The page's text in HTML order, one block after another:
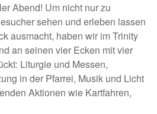
Abend! Um nicht nur zu
sehen und erleben lassen
ausmacht, haben wir im Trinity
an seinen vier Ecken mit vier
Liturgie und Messen,
in der Pfarrei, Musik und Licht
Aktionen wie Kartfahren,